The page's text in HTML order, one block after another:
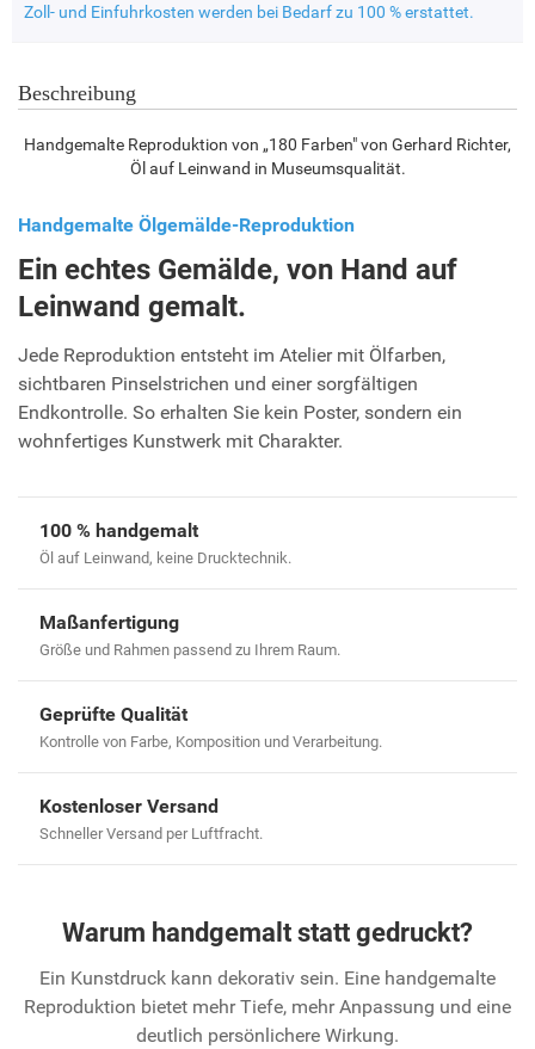
Zoll- und Einfuhrkosten werden bei Bedarf zu 100 % erstattet.
Beschreibung
Handgemalte Reproduktion von „180 Farben" von Gerhard Richter,
Öl auf Leinwand in Museumsqualität.
Handgemalte Ölgemälde-Reproduktion
Ein echtes Gemälde, von Hand auf
Leinwand gemalt.
Jede Reproduktion entsteht im Atelier mit Ölfarben,
sichtbaren Pinselstrichen und einer sorgfältigen
Endkontrolle. So erhalten Sie kein Poster, sondern ein
wohnfertiges Kunstwerk mit Charakter.
100 % handgemalt
Öl auf Leinwand, keine Drucktechnik.
Maßanfertigung
Größe und Rahmen passend zu Ihrem Raum.
Geprüfte Qualität
Kontrolle von Farbe, Komposition und Verarbeitung.
Kostenloser Versand
Schneller Versand per Luftfracht.
Warum handgemalt statt gedruckt?
Ein Kunstdruck kann dekorativ sein. Eine handgemalte
Reproduktion bietet mehr Tiefe, mehr Anpassung und eine
deutlich persönlichere Wirkung.